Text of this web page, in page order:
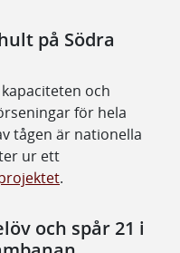
på Södra
och
för hela
tågen är nationella
ur ett
.
och spår 21 i